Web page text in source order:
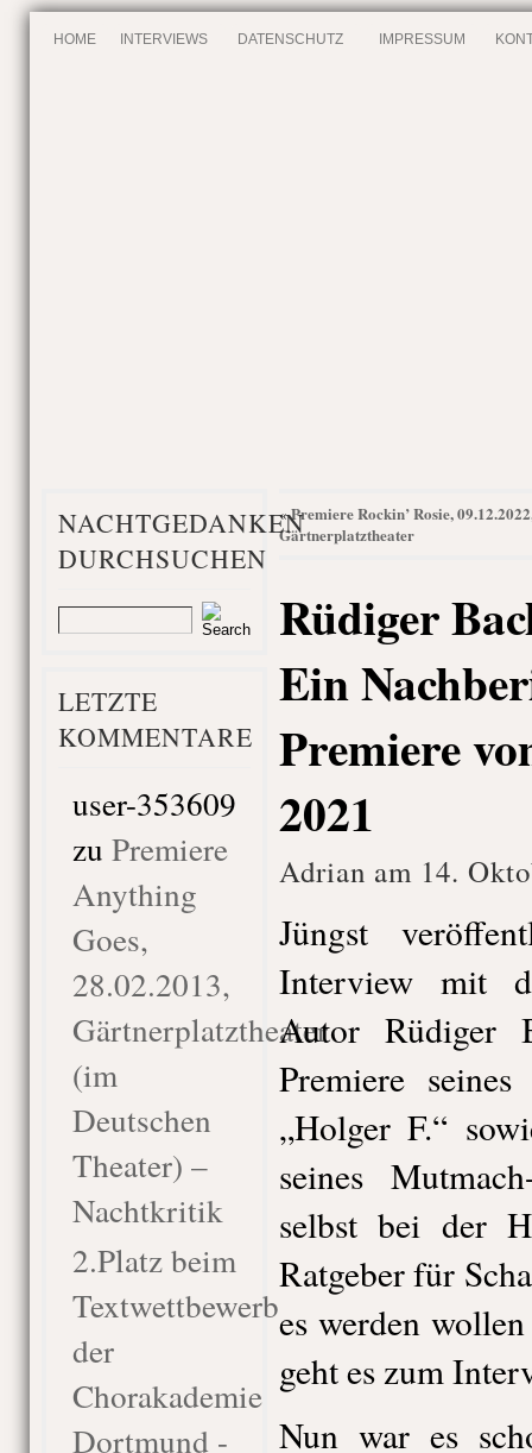
HOME INTERVIEWS DATENSCHUTZ IMPRESSUM
NACHTGEDANKEN
DURCHSUCHEN
LETZTE
KOMMENTARE
user-353609
zu Premiere
Anything
Goes,
28.02.2013,
Gärtnerplatztheater
(im
Deutschen
Theater) –
Nachtkritik
2.Platz beim
Textwettbewerb
der
Chorakademie
Dortmund -
«Premiere Rockin’ Rosie,
Gärtnerplatztheater
Rüdiger
Ein
Premiere
2021
Adrian am 14.
Jüngst
Interview mit
Autor Rüdiger
Premiere seines
„Holger F.“
seines
selbst bei der
Ratgeber für
es werden
geht es zum
Nun war es